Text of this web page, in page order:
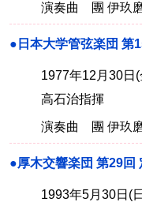
演奏曲 團 伊玖磨
●日本大学管弦楽団 第
1977年12月30日
高石治指揮
演奏曲 團 伊玖磨
●厚木交響楽団 第29回
1993年5月30日(